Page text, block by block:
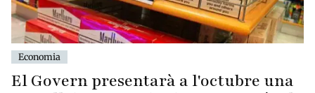
Economia
El Govern presentarà a l'octubre una